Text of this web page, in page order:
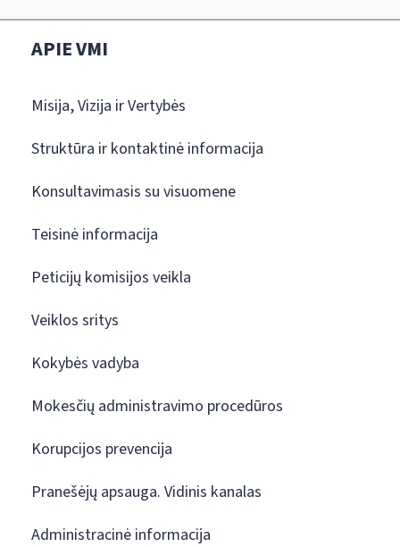
APIE VMI
Misija, Vizija ir Vertybės
Struktūra ir kontaktinė informacija
Konsultavimasis su visuomene
Teisinė informacija
Peticijų komisijos veikla
Veiklos sritys
Kokybės vadyba
Mokesčių administravimo procedūros
Korupcijos prevencija
Pranešėjų apsauga. Vidinis kanalas
Administracinė informacija